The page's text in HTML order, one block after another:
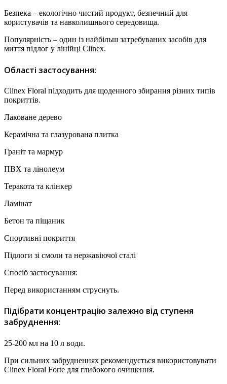
Безпека – екологічно чистий продукт, безпечний для
користувачів та навколишнього середовища.
Популярність – один із найбільш затребуваних засобів для
миття підлог у лінійці Clinex.
Області застосування:
Clinex Floral підходить для щоденного збирання різних типів
покриттів.
Лаковане дерево
Керамічна та глазурована плитка
Граніт та мармур
ПВХ та лінолеум
Теракота та клінкер
Ламінат
Бетон та піщаник
Спортивні покриття
Підлоги зі смоли та нержавіючої сталі
Спосіб застосування:
Перед використанням струснуть.
Підібрати концентрацію залежно від ступеня
забруднення:
25-200 мл на 10 л води.
При сильних забрудненнях рекомендується використовувати
Clinex Floral Forte для глибокого очищення.